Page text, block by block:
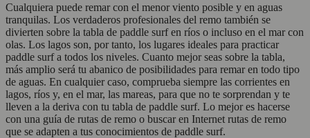
Cualquiera puede remar con el menor viento posible y en aguas
tranquilas. Los verdaderos profesionales del remo también se
divierten sobre la tabla de paddle surf en ríos o incluso en el mar con
olas. Los lagos son, por tanto, los lugares ideales para practicar
paddle surf a todos los niveles. Cuanto mejor seas sobre la tabla,
más amplio será tu abanico de posibilidades para remar en todo tipo
de aguas. En cualquier caso, comprueba siempre las corrientes en
lagos, ríos y, en el mar, las mareas, para que no te sorprendan y te
lleven a la deriva con tu tabla de paddle surf. Lo mejor es hacerse
con una guía de rutas de remo o buscar en Internet rutas de remo
que se adapten a tus conocimientos de paddle surf.